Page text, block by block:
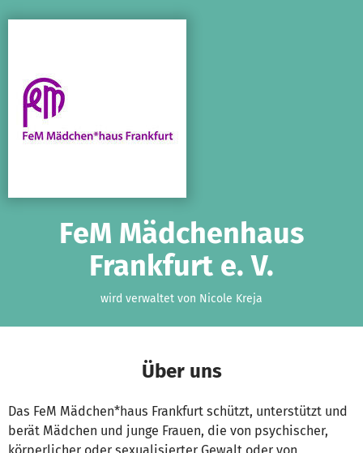
FeM Mädchenhaus
Frankfurt e. V.
wird verwaltet von Nicole Kreja
Über uns
Das FeM Mädchen*haus Frankfurt schützt, unterstützt und
berät Mädchen und junge Frauen, die von psychischer,